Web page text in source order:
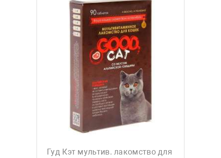
Гуд Кэт мультив. лакомство для